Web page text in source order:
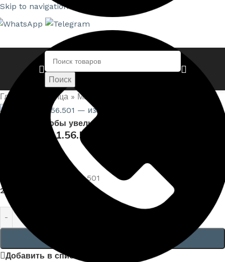
Skip to navigation
Поиск
Главная страница » Магазин
Нажмите, чтобы увеличить
Розетки — 1.56.501
EUPL-P-1.56.501
2 799,00
Добавить в список желаний